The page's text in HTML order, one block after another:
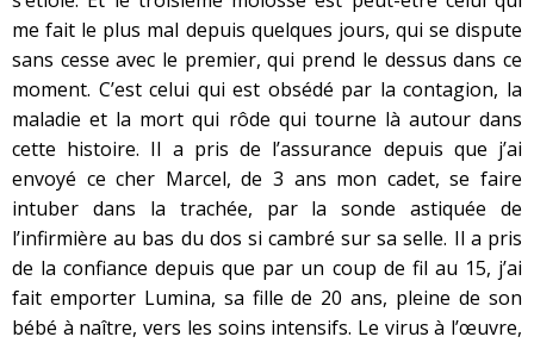
me fait le plus mal depuis quelques jours, qui se dispute
sans cesse avec le premier, qui prend le dessus dans ce
moment. C’est celui qui est obsédé par la contagion, la
maladie et la mort qui rôde qui tourne là autour dans
cette histoire. Il a pris de l’assurance depuis que j’ai
envoyé ce cher Marcel, de 3 ans mon cadet, se faire
intuber dans la trachée, par la sonde astiquée de
l’infirmière au bas du dos si cambré sur sa selle. Il a pris
de la confiance depuis que par un coup de fil au 15, j’ai
fait emporter Lumina, sa fille de 20 ans, pleine de son
bébé à naître, vers les soins intensifs. Le virus à l’œuvre,